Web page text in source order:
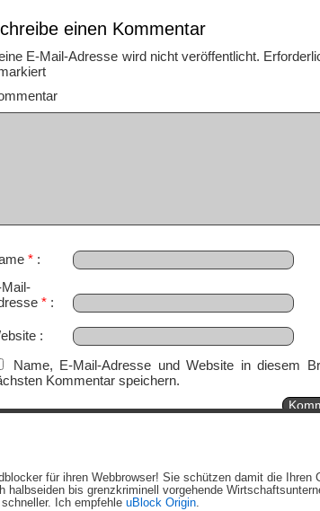
einen Kommentar
E-Mail-Adresse wird nicht veröffentlicht.
*
*
Name, E-Mail-Adresse und Website in diesem
Kommentar speichern.
Beiträge (RSS)und
für ihren Webbrowser! Sie schützen damit die Ihren
halbseiden bis grenzkriminell vorgehende
Ich empfehle uBlock Origin.